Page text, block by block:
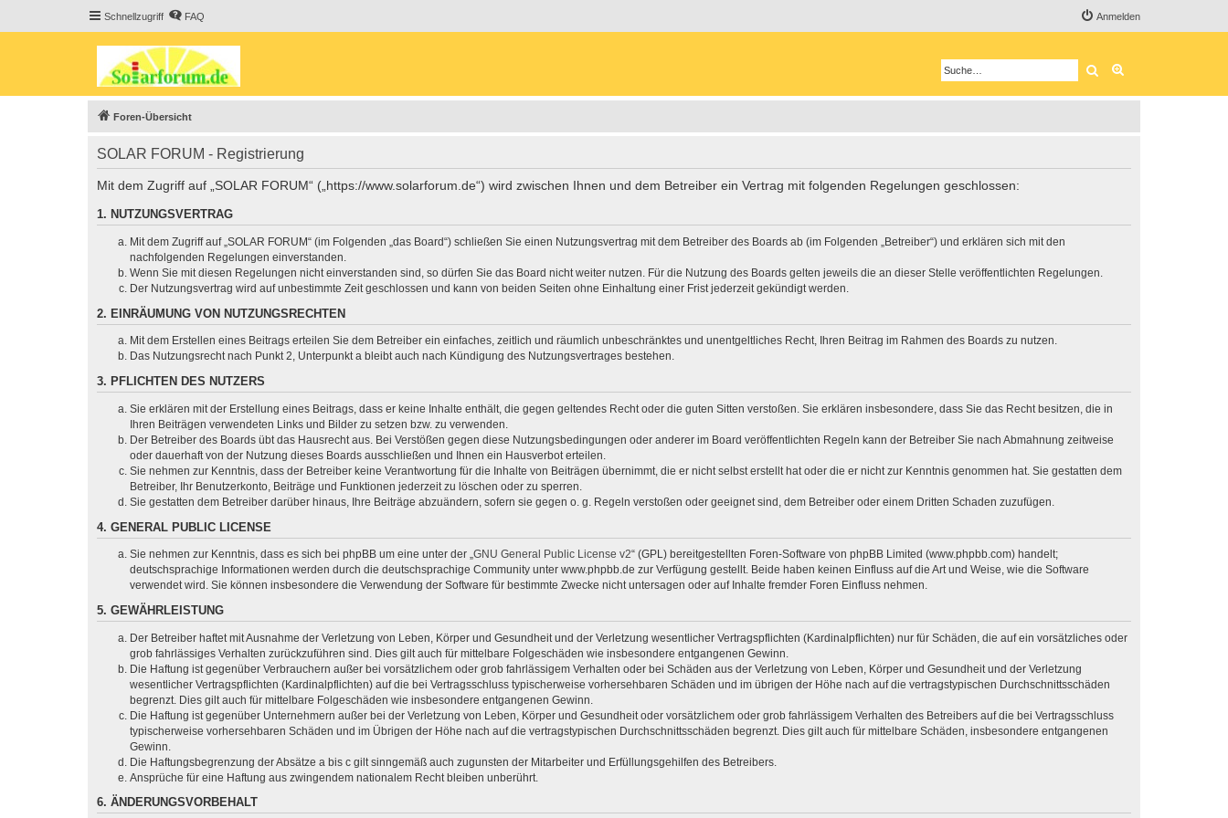
Schnellzugriff FAQ Anmelden
Suche
Foren-Übersicht
SOLAR FORUM - Registrierung
Mit dem Zugriff auf „SOLAR FORUM“ („https://www.solarforum.de“) wird zwischen Ihnen und dem Betreiber ein Vertrag mit folgenden Regelungen geschlossen:
1. NUTZUNGSVERTRAG
Mit dem Zugriff auf „SOLAR FORUM“ (im Folgenden „das Board“) schließen Sie einen Nutzungsvertrag mit dem Betreiber des Boards ab (im Folgenden „Betreiber“) und erklären sich mit den
nachfolgenden Regelungen einverstanden.
Wenn Sie mit diesen Regelungen nicht einverstanden sind, so dürfen Sie das Board nicht weiter nutzen. Für die Nutzung des Boards gelten jeweils die an dieser Stelle veröffentlichten Regelungen.
Der Nutzungsvertrag wird auf unbestimmte Zeit geschlossen und kann von beiden Seiten ohne Einhaltung einer Frist jederzeit gekündigt werden.
2. EINRÄUMUNG VON NUTZUNGSRECHTEN
Mit dem Erstellen eines Beitrags erteilen Sie dem Betreiber ein einfaches, zeitlich und räumlich unbeschränktes und unentgeltliches Recht, Ihren Beitrag im Rahmen des Boards zu nutzen.
Das Nutzungsrecht nach Punkt 2, Unterpunkt a bleibt auch nach Kündigung des Nutzungsvertrages bestehen.
3. PFLICHTEN DES NUTZERS
Sie erklären mit der Erstellung eines Beitrags, dass er keine Inhalte enthält, die gegen geltendes Recht oder die guten Sitten verstoßen. Sie erklären insbesondere, dass Sie das Recht besitzen, die in
Ihren Beiträgen verwendeten Links und Bilder zu setzen bzw. zu verwenden.
Der Betreiber des Boards übt das Hausrecht aus. Bei Verstößen gegen diese Nutzungsbedingungen oder anderer im Board veröffentlichten Regeln kann der Betreiber Sie nach Abmahnung zeitweise
oder dauerhaft von der Nutzung dieses Boards ausschließen und Ihnen ein Hausverbot erteilen.
Sie nehmen zur Kenntnis, dass der Betreiber keine Verantwortung für die Inhalte von Beiträgen übernimmt, die er nicht selbst erstellt hat oder die er nicht zur Kenntnis genommen hat. Sie gestatten dem
Betreiber, Ihr Benutzerkonto, Beiträge und Funktionen jederzeit zu löschen oder zu sperren.
Sie gestatten dem Betreiber darüber hinaus, Ihre Beiträge abzuändern, sofern sie gegen o. g. Regeln verstoßen oder geeignet sind, dem Betreiber oder einem Dritten Schaden zuzufügen.
4. GENERAL PUBLIC LICENSE
Sie nehmen zur Kenntnis, dass es sich bei phpBB um eine unter der „GNU General Public License v2“ (GPL) bereitgestellten Foren-Software von phpBB Limited (www.phpbb.com) handelt;
deutschsprachige Informationen werden durch die deutschsprachige Community unter www.phpbb.de zur Verfügung gestellt. Beide haben keinen Einfluss auf die Art und Weise, wie die Software
verwendet wird. Sie können insbesondere die Verwendung der Software für bestimmte Zwecke nicht untersagen oder auf Inhalte fremder Foren Einfluss nehmen.
5. GEWÄHRLEISTUNG
Der Betreiber haftet mit Ausnahme der Verletzung von Leben, Körper und Gesundheit und der Verletzung wesentlicher Vertragspflichten (Kardinalpflichten) nur für Schäden, die auf ein vorsätzliches oder
grob fahrlässiges Verhalten zurückzuführen sind. Dies gilt auch für mittelbare Folgeschäden wie insbesondere entgangenen Gewinn.
Die Haftung ist gegenüber Verbrauchern außer bei vorsätzlichem oder grob fahrlässigem Verhalten oder bei Schäden aus der Verletzung von Leben, Körper und Gesundheit und der Verletzung
wesentlicher Vertragspflichten (Kardinalpflichten) auf die bei Vertragsschluss typischerweise vorhersehbaren Schäden und im übrigen der Höhe nach auf die vertragstypischen Durchschnittsschäden
begrenzt. Dies gilt auch für mittelbare Folgeschäden wie insbesondere entgangenen Gewinn.
Die Haftung ist gegenüber Unternehmern außer bei der Verletzung von Leben, Körper und Gesundheit oder vorsätzlichem oder grob fahrlässigem Verhalten des Betreibers auf die bei Vertragsschluss
typischerweise vorhersehbaren Schäden und im Übrigen der Höhe nach auf die vertragstypischen Durchschnittsschäden begrenzt. Dies gilt auch für mittelbare Schäden, insbesondere entgangenen
Gewinn.
Die Haftungsbegrenzung der Absätze a bis c gilt sinngemäß auch zugunsten der Mitarbeiter und Erfüllungsgehilfen des Betreibers.
Ansprüche für eine Haftung aus zwingendem nationalem Recht bleiben unberührt.
6. ÄNDERUNGSVORBEHALT